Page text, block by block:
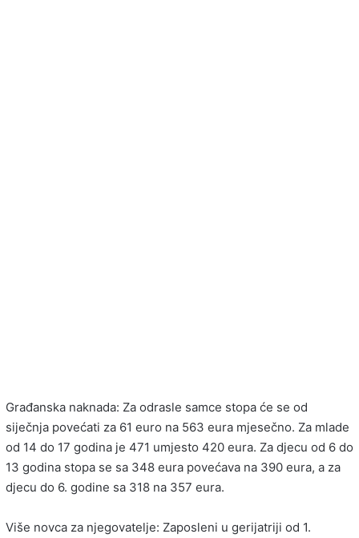
Građanska naknada: Za odrasle samce stopa će se od
siječnja povećati za 61 euro na 563 eura mjesečno. Za mlade
od 14 do 17 godina je 471 umjesto 420 eura. Za djecu od 6 do
13 godina stopa se sa 348 eura povećava na 390 eura, a za
djecu do 6. godine sa 318 na 357 eura.
Više novca za njegovatelje: Zaposleni u gerijatriji od 1.